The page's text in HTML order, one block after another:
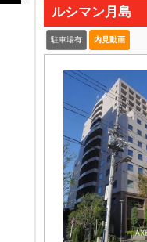
ルシマン月島
駐車場有 内見動画